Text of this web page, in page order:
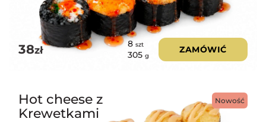
38zł
8 szt
305 g
ZAMÓWIĆ
Nowość
Hot cheese z
Krewetkami